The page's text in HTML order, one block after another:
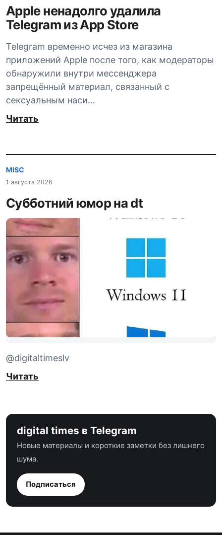
Apple ненадолго удалила
Telegram из App Store
Telegram временно исчез из магазина
приложений Apple после того, как модераторы
обнаружили внутри мессенджера
запрещённый материал, связанный с
сексуальным наси…
Читать
MISC
1 августа 2026
Субботний юмор на dt
@digitaltimeslv
Читать
digital times в Telegram
Новые материалы и короткие заметки без лишнего
шума.
Подписаться